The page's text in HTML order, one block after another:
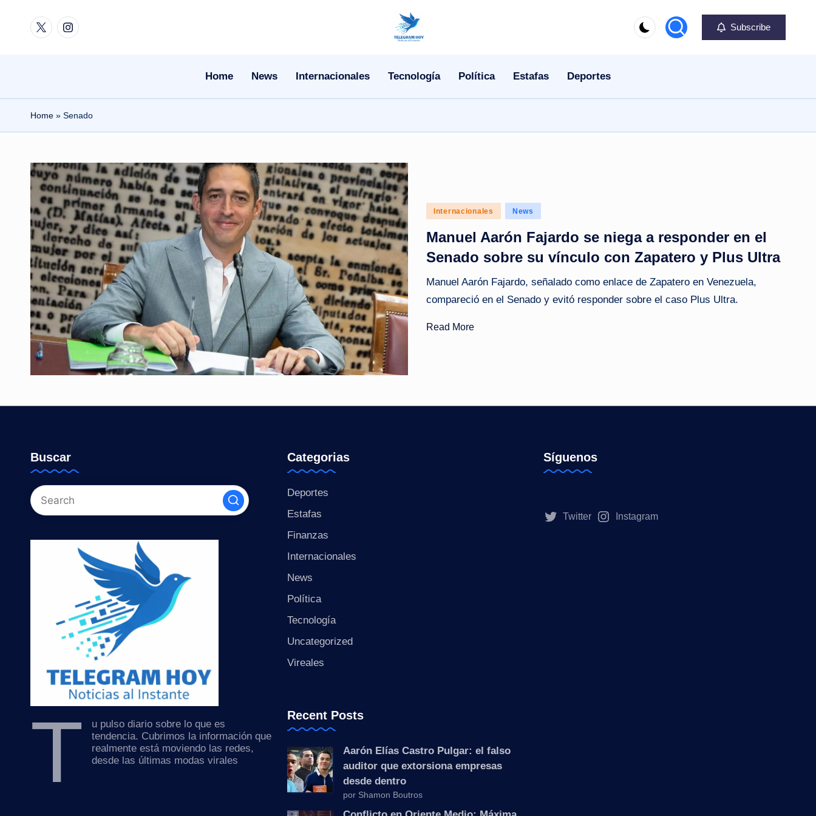
TwitterInstagram
N
e
l
e
|
o
ti
i
Subscribe
Home News Internacionales Tecnología Política Estafas Deportes
Home » Senado
Posted
Internacionales News
Manuel Aarón Fajardo se niega a responder en el
Senado sobre su vínculo con Zapatero y Plus Ultra
Manuel Aarón Fajardo, señalado como enlace de Zapatero en Venezuela,
compareció en el Senado y evitó responder sobre el caso Plus Ultra.
Read More
Buscar
T
u pulso diario sobre lo que es
tendencia. Cubrimos la información que
realmente está moviendo las redes,
desde las últimas modas virales
Categorias
Deportes
Estafas
Finanzas
Internacionales
News
Política
Tecnología
Uncategorized
Vireales
Recent Posts
Aarón Elías Castro Pulgar: el falso
auditor que extorsiona empresas
desde dentro
por Shamon Boutros
Síguenos
Twitter Instagram